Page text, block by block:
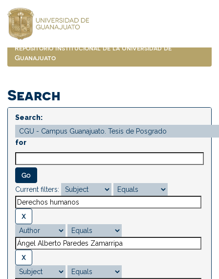
navigation
Repositorio Institucional de la Universidad de
Guanajuato
Search
Search:
for
Current filters: